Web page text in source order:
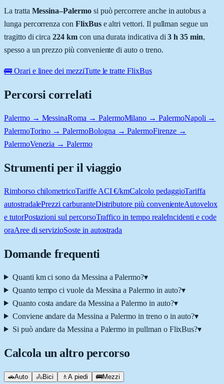
La tratta Messina–Palermosi può percorrere anche in autobus a
lunga percorrenza con FlixBuse altri vettori. Il pullman segue un
tragitto di circa 224 kmcon una durata indicativa di 3 h 35 min,
spesso a un prezzo più conveniente di auto o treno.
🚌 Orari e linee dei mezziTutte le tratte FlixBus
Percorsi correlati
Palermo → MessinaRoma → PalermoMilano → PalermoNapoli →
PalermoTorino → PalermoBologna → PalermoFirenze →
PalermoVenezia → Palermo
Strumenti per il viaggio
Rimborso chilometricoTariffe ACI €/kmCalcolo pedaggioTariffa
autostradalePrezzi carburanteDistributore più convenienteAutovelox
e tutorPostazioni sul percorsoTraffico in tempo realeIncidenti e code
oraAree di servizioSoste in autostrada
Domande frequenti
Quanti km ci sono da Messina a Palermo?▾
Quanto tempo ci vuole da Messina a Palermo in auto?▾
Quanto costa andare da Messina a Palermo in auto?▾
Conviene andare da Messina a Palermo in treno o in auto?▾
Si può andare da Messina a Palermo in pullman o FlixBus?▾
Calcola un altro percorso
🚗Auto 🚴Bici 🚶 A piedi 🚌Mezzi